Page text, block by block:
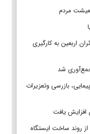
مردم
اربعین به‌ کارگیری
بازرسی وتعزیرات
افزایش یافت
روند ساخت ایستگاه